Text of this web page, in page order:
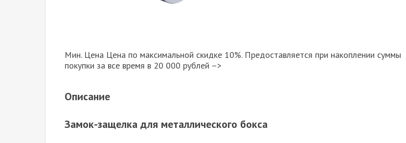
Мин. Цена Цена по максимальной скидке 10%. Предоставляется при накоплении суммы
покупки за все время в 20 000 рублей –>
Описание
Замок-защелка для металлического бокса